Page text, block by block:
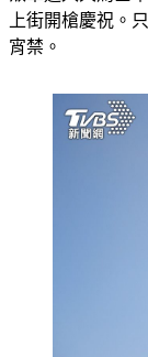
上街開槍慶祝。
宵禁。